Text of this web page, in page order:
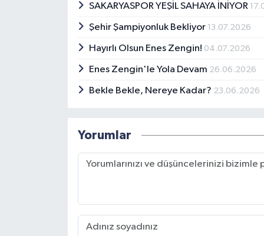
SAKARYASPOR YEŞİL SAHAYA İNİYOR
Şehir Şampiyonluk Bekliyor 13.07.2026
Hayırlı Olsun Enes Zengin! 04.07.2026
Enes Zengin'le Yola Devam 26.06.2026
Bekle Bekle, Nereye Kadar? 23.06.2026
Yorumlar